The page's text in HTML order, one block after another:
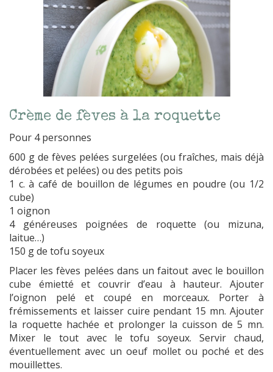
Crème de fèves à la roquette
Pour 4 personnes
600 g de fèves pelées surgelées (ou fraîches, mais déjà
dérobées et pelées) ou des petits pois
1 c. à café de bouillon de légumes en poudre (ou 1/2
cube)
1 oignon
4 généreuses poignées de roquette (ou mizuna,
laitue…)
150 g de tofu soyeux
Placer les fèves pelées dans un faitout avec le bouillon
cube émietté et couvrir d’eau à hauteur. Ajouter
l’oignon pelé et coupé en morceaux. Porter à
frémissements et laisser cuire pendant 15 mn. Ajouter
la roquette hachée et prolonger la cuisson de 5 mn.
Mixer le tout avec le tofu soyeux. Servir chaud,
éventuellement avec un oeuf mollet ou poché et des
mouillettes.